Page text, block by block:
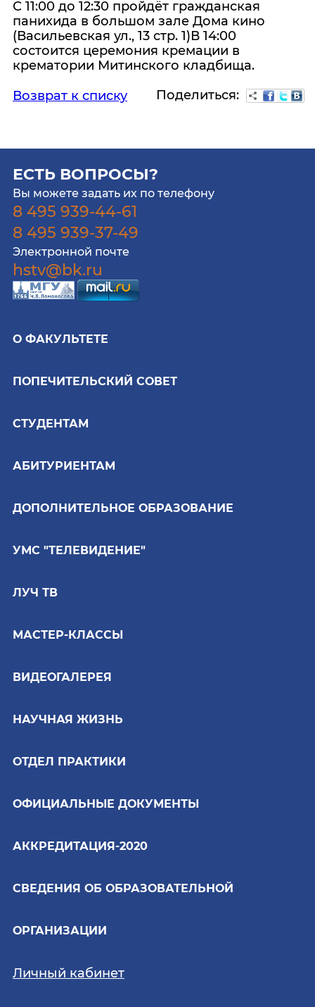
С 11:00 до 12:30 пройдёт гражданская
панихида в большом зале Дома кино
(Васильевская ул., 13 стр. 1)В 14:00
состоится церемония кремации в
крематории Митинского кладбища.
Возврат к списку
Поделиться:
ЕСТЬ ВОПРОСЫ?
Вы можете задать их по телефону
8 495 939-44-61
8 495 939-37-49
Электронной почте
hstv@bk.ru
О ФАКУЛЬТЕТЕ
ПОПЕЧИТЕЛЬСКИЙ СОВЕТ
СТУДЕНТАМ
АБИТУРИЕНТАМ
ДОПОЛНИТЕЛЬНОЕ ОБРАЗОВАНИЕ
УМС "ТЕЛЕВИДЕНИЕ"
ЛУЧ ТВ
МАСТЕР-КЛАССЫ
ВИДЕОГАЛЕРЕЯ
НАУЧНАЯ ЖИЗНЬ
ОТДЕЛ ПРАКТИКИ
ОФИЦИАЛЬНЫЕ ДОКУМЕНТЫ
АККРЕДИТАЦИЯ-2020
СВЕДЕНИЯ ОБ ОБРАЗОВАТЕЛЬНОЙ
ОРГАНИЗАЦИИ
Личный кабинет